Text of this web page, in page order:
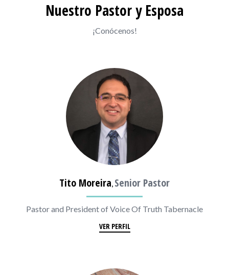
Nuestro Pastor y Esposa
¡Conócenos!
Tito Moreira, Senior Pastor
Pastor and President of Voice Of Truth Tabernacle
VER PERFIL